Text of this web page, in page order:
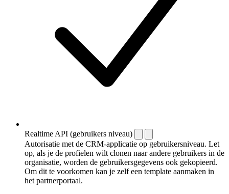
Realtime API (gebruikers niveau)
Autorisatie met de CRM-applicatie op gebruikersniveau. Let
op, als je de profielen wilt clonen naar andere gebruikers in de
organisatie, worden de gebruikersgegevens ook gekopieerd.
Om dit te voorkomen kan je zelf een template aanmaken in
het partnerportaal.